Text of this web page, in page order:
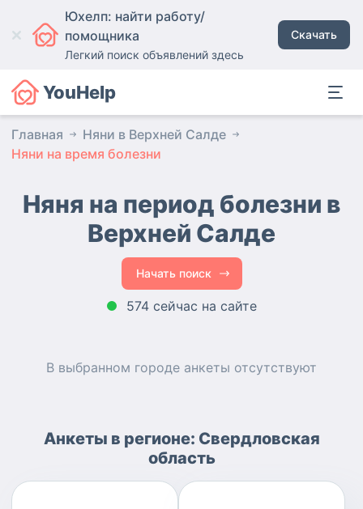
Юхелп: найти работу/
помощника
Легкий поиск объявлений здесь
Скачать
YouHelp
Главная
Няни в Верхней Салде
Няни на время болезни
Няня на период болезни в
Верхней Салде
Начать поиск
574 сейчас на сайте
В выбранном городе анкеты отсутствуют
Анкеты в регионе: Свердловская
область